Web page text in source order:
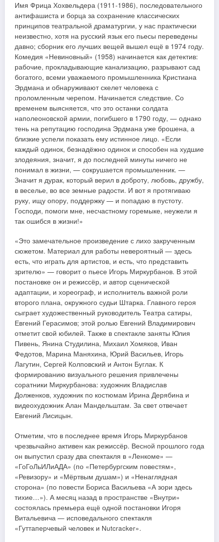
Имя Фрица Хохвельдера (1911-1986), последовательного
антифашиста и борца за сохранение классических
принципов театральной драматургии, у нас практически
неизвестно, хотя на русский язык его пьесы переведены
давно; сборник его лучших вещей вышел ещё в 1974 году.
Комедия «Невиновный» (1958) начинается как детектив:
рабочие, прокладывающие канализацию, разрывают сад
богатого, всеми уважаемого промышленника Кристиана
Эрдмана и обнаруживают скелет человека с
проломленным черепом. Начинается следствие. Со
временем выясняется, что это останки солдата
наполеоновской армии, погибшего в 1790 году, — однако
тень на репутацию господина Эрдмана уже брошена, а
близкие успели показать ему истинное лицо. «Если
каждый одинок, безнадёжно одинок и способен на худшие
злодеяния, значит, я до последней минуты ничего не
понимал в жизни, — сокрушается промышленник. —
Значит я дурак, который верил в доброту, любовь, дружбу,
в веселье, во все земные радости. И вот я протягиваю
руку, ищу опору, поддержку — и попадаю в пустоту.
Господи, помоги мне, несчастному горемыке, неужели я
так ошибся в жизни!»
«Это замечательное произведение с лихо закрученным
сюжетом. Материал для работы невероятный — здесь
есть, что играть для артистов, и есть, что представить
зрителю» — говорит о пьесе Игорь Миркурбанов. В этой
постановке он и режиссёр, и автор сценической
адаптации, и хореограф, и исполнитель важной роли
второго плана, окружного судьи Штарка. Главного героя
сыграет художественный руководитель Театра сатиры,
Евгений Герасимов; этой ролью Евгений Владимирович
отметит свой юбилей. Также в спектакле заняты Юлия
Пивень, Янина Студилина, Михаил Хомяков, Иван
Федотов, Марина Маняхина, Юрий Васильев, Игорь
Лагутин, Сергей Колповский и Антон Буглак. К
формированию визуального решения привлечены
соратники Миркурбанова: художник Владислав
Долженков, художник по костюмам Ирина Дерябина и
видеохудожник Алан Мандельштам. За свет отвечает
Евгений Лисицын.
Отметим, что в последнее время Игорь Миркурбанов
чрезвычайно активен как режиссёр. Весной прошлого года
он выпустил сразу два спектакля в «Ленкоме» —
«ГоГоЛьИЛиАДА» (по «Петербургским повестям»,
«Ревизору» и «Мёртвым душам») и «Ненаглядная
сторона» (по повести Бориса Васильева «А зори здесь
тихие…»). А месяц назад в пространстве «Внутри»
состоялась премьера ещё одной постановки Игоря
Витальевича — исповедального спектакля
«Гуттаперчевый человек и Nutcracker».